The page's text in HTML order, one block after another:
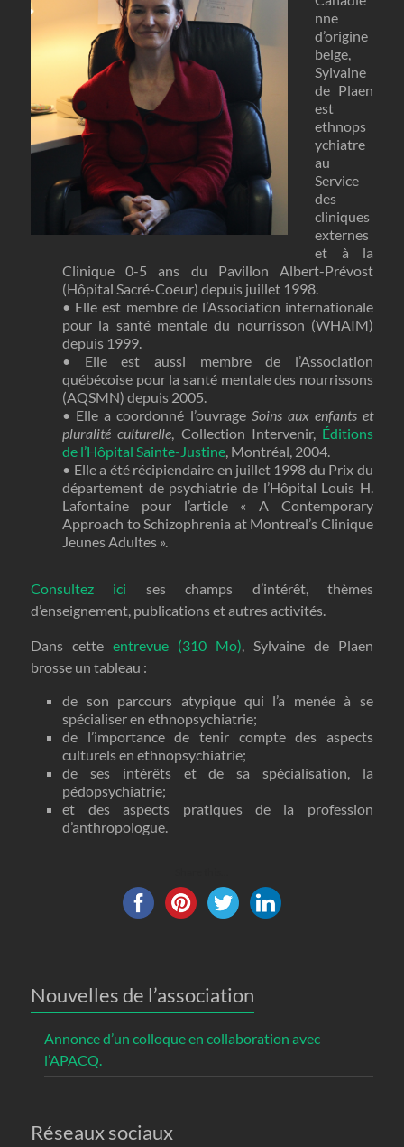
nne
d’origine
belge,
Sylvaine
de Plaen
est
ethnops
ychiatre
au
Service
des
cliniques
externes
et à la
Clinique 0-5 ans du Pavillon Albert-Prévost
(Hôpital Sacré-Coeur) depuis juillet 1998.
• Elle est membre de l’Association internationale
pour la santé mentale du nourrisson (WHAIM)
depuis 1999.
• Elle est aussi membre de l’Association
québécoise pour la santé mentale des nourrissons
(AQSMN) depuis 2005.
• Elle a coordonné l’ouvrage Soins aux enfants et
pluralité culturelle, Collection Intervenir, Éditions
de l’Hôpital Sainte-Justine, Montréal, 2004.
• Elle a été récipiendaire en juillet 1998 du Prix du
département de psychiatrie de l’Hôpital Louis H.
Lafontaine pour l’article « A Contemporary
Approach to Schizophrenia at Montreal’s Clinique
Jeunes Adultes ».
Consultez ici ses champs d’intérêt, thèmes
d’enseignement, publications et autres activités.
Dans cetteentrevue (310 Mo), Sylvaine de Plaen
brosse un tableau :
de son parcours atypique qui l’a menée à se
spécialiser en ethnopsychiatrie;
de l’importance de tenir compte des aspects
culturels en ethnopsychiatrie;
de ses intérêts et de sa spécialisation, la
pédopsychiatrie;
et des aspects pratiques de la profession
d’anthropologue.
Nouvelles de l’association
Annonce d’un colloque en collaboration avec
l’APACQ.
Réseaux sociaux